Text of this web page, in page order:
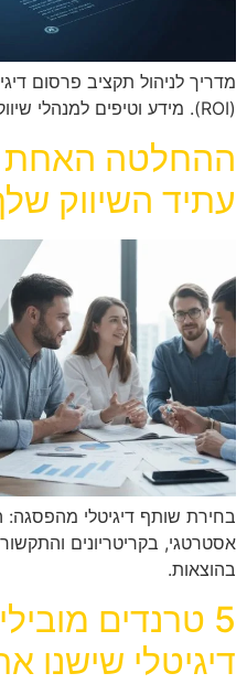
מדריך לניהול תקציב פרסום
(ROI). מידע וטיפים למנהלי שיווק ובעלי עסקים.
ההחלטה
עתיד השיווק
בחירת שותף דיגיטלי
אסטרטגי, בקריטריונים
בהוצאות.
5 טרנדים
דיגיטלי שישנו את